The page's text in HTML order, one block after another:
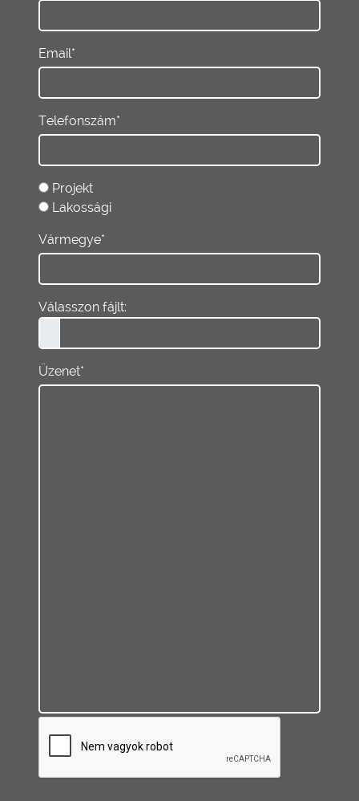
Email*
Telefonszám*
Projekt
Lakossági
Vármegye*
Válasszon fájlt:
Üzenet*